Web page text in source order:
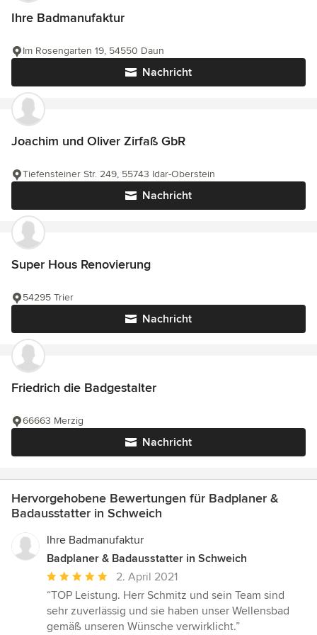
Ihre Badmanufaktur
Nachricht
Im Rosengarten 19, 54550 Daun
Joachim und Oliver Zirfaß GbR
Nachricht
Tiefensteiner Str. 249, 55743 Idar-Oberstein
Super Hous Renovierung
Nachricht
54295 Trier
Friedrich die Badgestalter
Nachricht
66663 Merzig
Hervorgehobene Bewertungen für Badplaner &
Badausstatter in Schweich
Ihre Badmanufaktur
Badplaner & Badausstatter in Schweich
Durchschnittliche
Bewertung:
5
von
2. April 2021
“TOP Leistung. Herr Schmitz und sein Team sind
sehr zuverlässig und sie haben unser Wellensbad
gemäß unseren Wünsche verwirklicht.”